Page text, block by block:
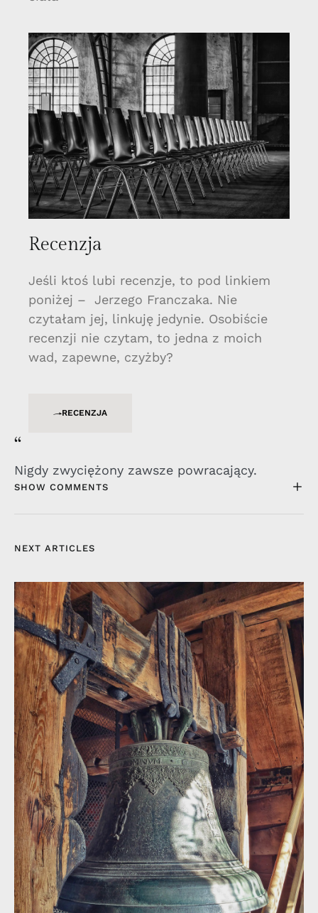
Recenzja
Jeśli ktoś lubi recenzje, to pod linkiem
poniżej – Jerzego Franczaka. Nie
czytałam jej, linkuję jedynie. Osobiście
recenzji nie czytam, to jedna z moich
wad, zapewne, czyżby?
RECENZJA
“
Nigdy zwyciężony zawsze powracający.
SHOW COMMENTS
NEXT ARTICLES